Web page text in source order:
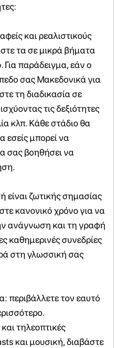
και ρεαλιστικούς
τα σε μικρά βήματα
Για παράδειγμα, εάν ο
σας Μακεδονικά για
τη διαδικασία σε
τις δεξιότητες
κλπ. Κάθε στάδιο θα
εσείς μπορεί να
σας βοηθήσει να
είναι ζωτικής σημασίας
κανονικό χρόνο για να
ανάγνωση και τη γραφή
καθημερινές συνεδρίες
στη γλωσσική σας
περιβάλλετε τον εαυτό
τηλεοπτικές
και μουσική, διαβάστε